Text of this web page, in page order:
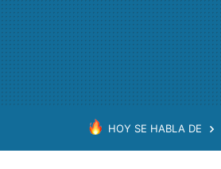
HOY SE HABLA DE